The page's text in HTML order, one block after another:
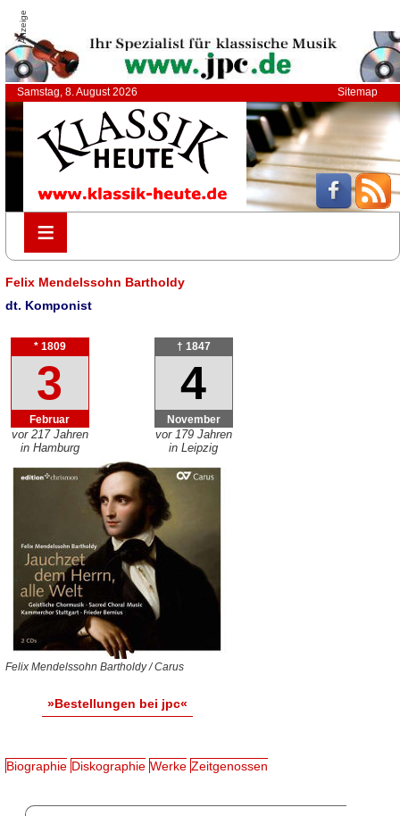
Anzeige
Samstag, 8. August 2026 Sitemap
≡
≡
Felix Mendelssohn Bartholdy
dt. Komponist
* 1809
3
Februar
vor 217 Jahren
in Hamburg
† 1847
4
November
vor 179 Jahren
in Leipzig
Felix Mendelssohn Bartholdy / Carus
»Bestellungen bei jpc«
Biographie Diskographie Werke Zeitgenossen